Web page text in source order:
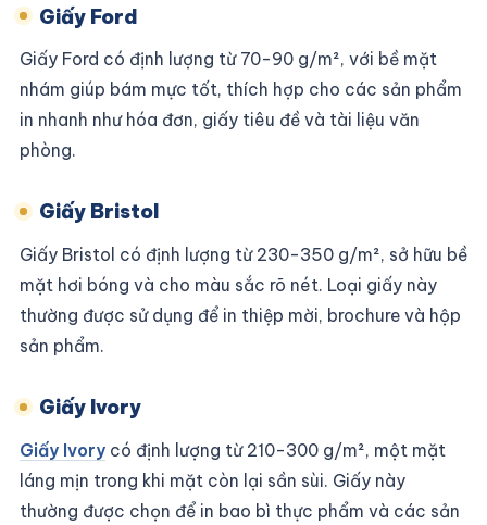
Giấy Ford
Giấy Ford có định lượng từ 70-90 g/m², với bề mặt
nhám giúp bám mực tốt, thích hợp cho các sản phẩm
in nhanh như hóa đơn, giấy tiêu đề và tài liệu văn
phòng.
Giấy Bristol
Giấy Bristol có định lượng từ 230-350 g/m², sở hữu bề
mặt hơi bóng và cho màu sắc rõ nét. Loại giấy này
thường được sử dụng để in thiệp mời, brochure và hộp
sản phẩm.
Giấy Ivory
Giấy Ivory có định lượng từ 210-300 g/m², một mặt
láng mịn trong khi mặt còn lại sần sùi. Giấy này
thường được chọn để in bao bì thực phẩm và các sản